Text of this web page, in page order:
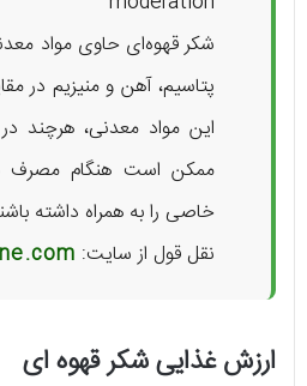
شکر قهوه‌ای حاوی مواد
پتاسیم، آهن و منیزیم در
این مواد معدنی، هرچند
ممکن است هنگام مصرف
خاصی را به همراه داشته
نقل قول از سایت:
ارزش غذایی شکر قهوه ای